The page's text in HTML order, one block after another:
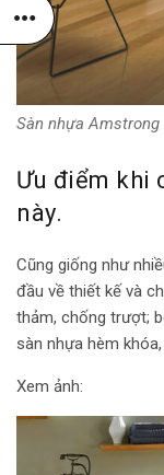
Sàn nhựa Amstrong
Ưu điểm khi
này.
Cũng giống như
đầu về thiết kế và
thảm, chống trượt;
sàn nhựa hèm
Xem ảnh: